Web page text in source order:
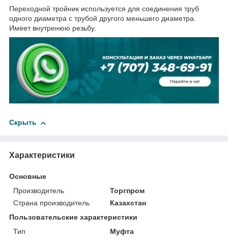
Переходной тройник используется для соединения труб
одного диаметра с трубой другого меньшего диаметра.
Имеет внутренюю резьбу.
Скрыть
Характеристики
Основные
Производитель
Торгпром
Страна производитель
Казахстан
Пользовательские характеристики
Тип
Муфта